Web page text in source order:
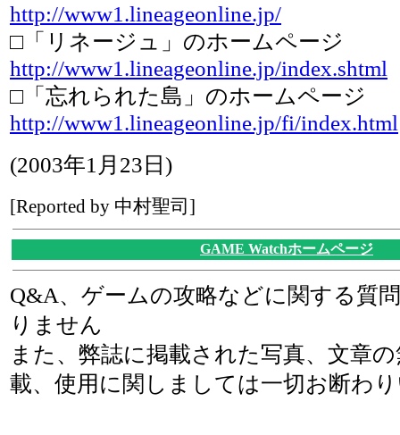
http://www1.lineageonline.jp/
□「リネージュ」のホームページ
http://www1.lineageonline.jp/index.shtml
□「忘れられた島」のホームページ
http://www1.lineageonline.jp/fi/index.html
(2003年1月23日)
[Reported by 中村聖司]
GAME Watchホームページ
Q&A、ゲームの攻略などに関する質
りません
また、弊誌に掲載された写真、文章
載、使用に関しましては一切お断わ